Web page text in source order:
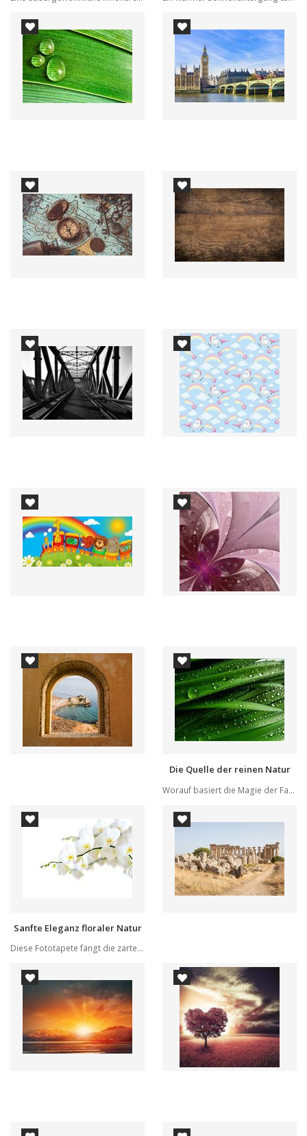
Die Quelle der reinen Natur
Worauf basiert die Magie der Farben? Jede von i...
Sanfte Eleganz floraler Natur
Diese Fototapete fängt die zarte Schönheit eine...